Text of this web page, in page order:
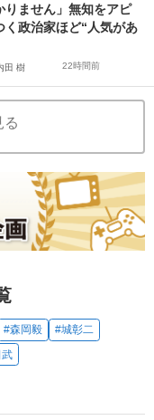
りません」無知をアピ
く政治家ほど“人気があ
田 樹 22時間前
る
#森岡毅
#城彰二